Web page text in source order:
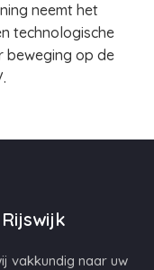
neemt het
technologische
beweging op de
vakkundig naar uw